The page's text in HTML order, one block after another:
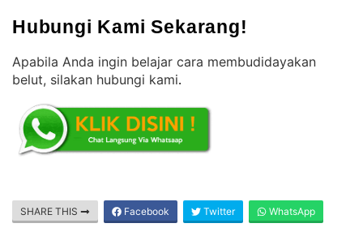
Hubungi Kami Sekarang!
Apabila Anda ingin belajar cara membudidayakan
belut, silakan hubungi kami.
SHARE THIS Facebook Twitter WhatsApp